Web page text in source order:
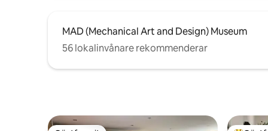
MAD (Mechanical Art and Design) Museum
56 lokalinvånare rekommenderar